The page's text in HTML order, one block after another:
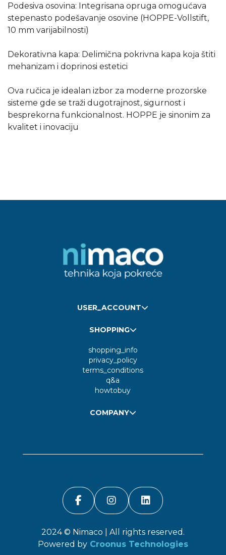
Podesiva osovina: Integrisana opruga omogućava
stepenasto podešavanje osovine (HOPPE-Vollstift,
10 mm varijabilnosti)
Dekorativna kapa: Delimična pokrivna kapa koja štiti
mehanizam i doprinosi estetici
Ova ručica je idealan izbor za moderne prozorske
sisteme gde se traži dugotrajnost, sigurnost i
besprekorna funkcionalnost. HOPPE je sinonim za
kvalitet i inovaciju
USER_ACCOUNT
SHOPPING
shopping_info
privacy_policy
terms_conditions
q&a
howtobuy
COMPANY
2024 © Nimaco | All rights reserved.
Powered by Croonus Technologies